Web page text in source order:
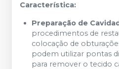
Característica:
Preparação de
procedimentos de
colocação de
podem utilizar pontas
para remover o tecido